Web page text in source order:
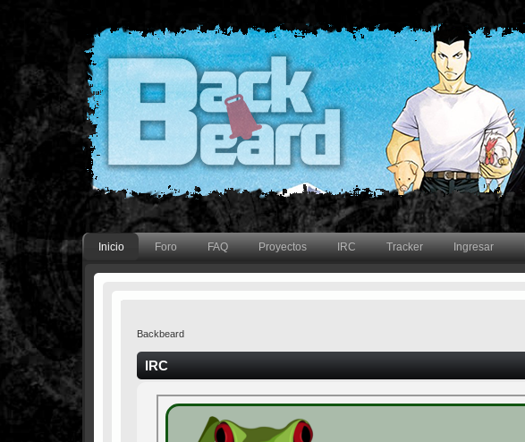
Inicio Foro FAQ Proyectos IRC Tracker Ingresar
Backbeard
IRC